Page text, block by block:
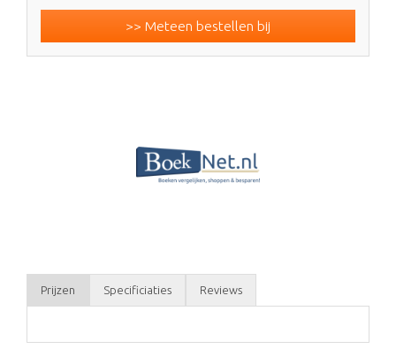
>> Meteen bestellen bij
Prijzen Specificiaties Reviews